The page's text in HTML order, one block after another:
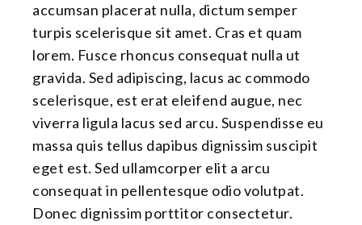
accumsan placerat nulla, dictum semper
turpis scelerisque sit amet. Cras et quam
lorem. Fusce rhoncus consequat nulla ut
gravida. Sed adipiscing, lacus ac commodo
scelerisque, est erat eleifend augue, nec
viverra ligula lacus sed arcu. Suspendisse eu
massa quis tellus dapibus dignissim suscipit
eget est. Sed ullamcorper elit a arcu
consequat in pellentesque odio volutpat.
Donec dignissim porttitor consectetur.